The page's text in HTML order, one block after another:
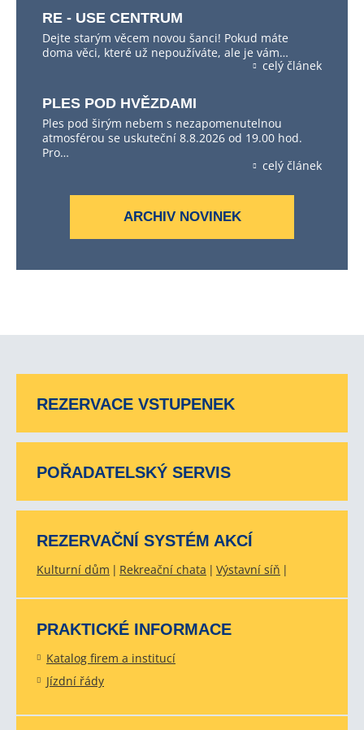
RE - USE CENTRUM
Dejte starým věcem novou šanci! Pokud máte
doma věci, které už nepoužíváte, ale je vám…
celý článek
PLES POD HVĚZDAMI
Ples pod širým nebem s nezapomenutelnou
atmosférou se uskuteční 8.8.2026 od 19.00 hod.
Pro…
celý článek
ARCHIV NOVINEK
REZERVACE VSTUPENEK
POŘADATELSKÝ SERVIS
REZERVAČNÍ SYSTÉM AKCÍ
Kulturní dům Rekreační chata Výstavní síň
PRAKTICKÉ INFORMACE
Katalog firem a institucí
Jízdní řády